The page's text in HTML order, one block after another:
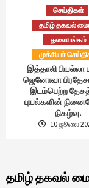
செய்திகள்
தமிழ் தகவல்
தலையங்கம்
முக்கியச்
இத்தாலி பியல்லா
ஜெனோவா
இடம்பெற்ற
புயல்களின்
நிகழ்வு.
10 ஜூலை
தமிழ் தகவல்